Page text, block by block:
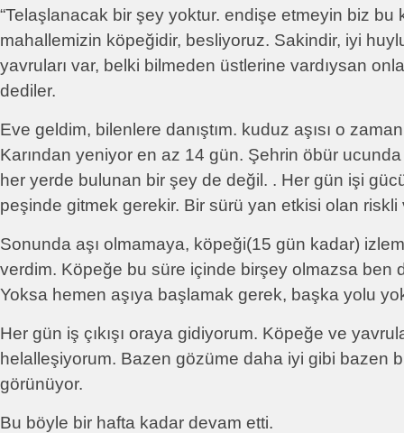
“Telaşlanacak bir şey yoktur. endişe etmeyin biz bu
mahallemizin köpeğidir, besliyoruz. Sakindir, iyi
yavruları var, belki bilmeden üstlerine vardıysan
dediler.
Eve geldim, bilenlere danıştım. kuduz aşısı o
Karından yeniyor en az 14 gün. Şehrin öbür
her yerde bulunan bir şey de değil. . Her gün işi
peşinde gitmek gerekir. Bir sürü yan etkisi olan
Sonunda aşı olmamaya, köpeği(15 gün kadar)
verdim. Köpeğe bu süre içinde birşey olmazsa ben
Yoksa hemen aşıya başlamak gerek, başka yolu
Her gün iş çıkışı oraya gidiyorum. Köpeğe ve
helalleşiyorum. Bazen gözüme daha iyi gibi bazen
görünüyor.
Bu böyle bir hafta kadar devam etti.